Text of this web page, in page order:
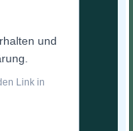
und
Link in